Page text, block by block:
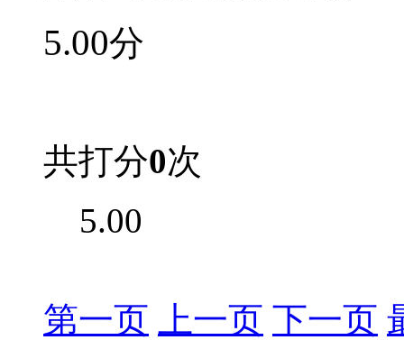
5.00分
共打分0次
5.00
第一页 上一页 下一页